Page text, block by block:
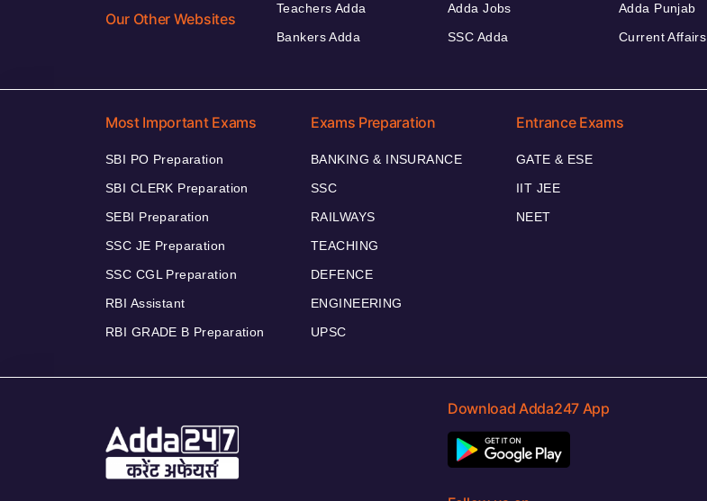
Our Other Websites
Teachers Adda
Bankers Adda
Adda Jobs
SSC Adda
Adda Punjab
Current Affairs
Most Important Exams
SBI PO Preparation
SBI CLERK Preparation
SEBI Preparation
SSC JE Preparation
SSC CGL Preparation
RBI Assistant
RBI GRADE B Preparation
Exams Preparation
BANKING & INSURANCE
SSC
RAILWAYS
TEACHING
DEFENCE
ENGINEERING
UPSC
Entrance Exams
GATE & ESE
IIT JEE
NEET
Download Adda247 App